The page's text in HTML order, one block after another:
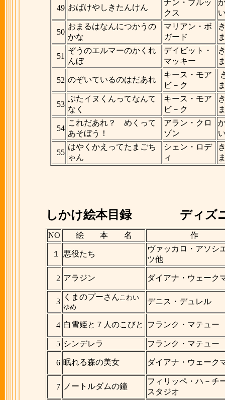
49 おばけやしきたんけん
ナン・ブルッ
クス
50
おまるはなんにつかうの
かな
マリアン・ボ
ガード
51
ぞうのエルマーのかくれ
んぼ
デイビット・
マッキー
52 のぞいているのはだあれ
キース・モア
ビ－ク
53
ぶたイヌくんってなんて
なく
キース・モア
ビ－ク
54
これだあれ？ めくって
あそぼう！
アラン・クロ
ゾン
55
はやくかえってたまごち
ゃん
シェン・ロデ
ィ
しかけ絵本目録ディズニ
NO 絵 本 名 作
１ 悪役たち
ヴァッカロ・アソシ
ツ他
2 アラジン ダイアナ・ウェーク
3
くまのプーさんこわい
ゆめ
デニス・デュレル
4 白雪姫と７人のこびと フランク・マテュー
5 シンデレラ フランク・マテュー
6 眠れる森の美女 ダイアナ・ウェーク
7 ノートルダムの鐘
フィリッペ・ハ－チ
スタジオ